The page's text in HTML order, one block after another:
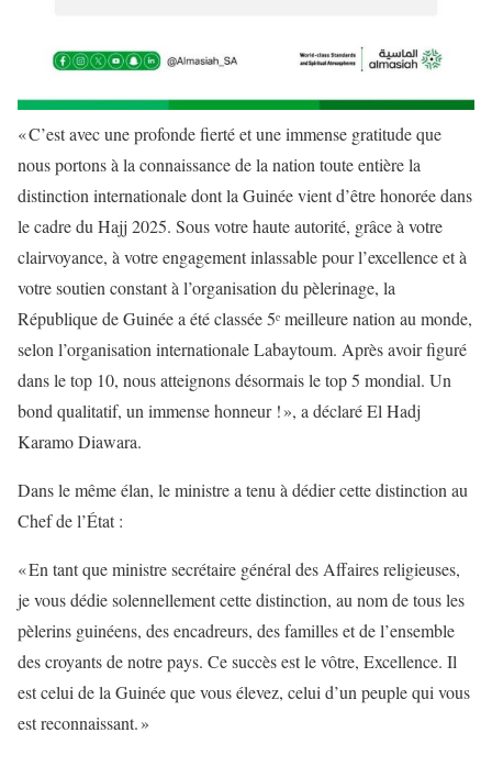
« C’est avec une profonde fierté et une immense gratitude que
nous portons à la connaissance de la nation toute entière la
distinction internationale dont la Guinée vient d’être honorée dans
le cadre du Hajj 2025. Sous votre haute autorité, grâce à votre
clairvoyance, à votre engagement inlassable pour l’excellence et à
votre soutien constant à l’organisation du pèlerinage, la
République de Guinée a été classée 5ᵉ meilleure nation au monde,
selon l’organisation internationale Labaytoum. Après avoir figuré
dans le top 10, nous atteignons désormais le top 5 mondial. Un
bond qualitatif, un immense honneur ! », a déclaré El Hadj
Karamo Diawara.
Dans le même élan, le ministre a tenu à dédier cette distinction au
Chef de l’État :
« En tant que ministre secrétaire général des Affaires religieuses,
je vous dédie solennellement cette distinction, au nom de tous les
pèlerins guinéens, des encadreurs, des familles et de l’ensemble
des croyants de notre pays. Ce succès est le vôtre, Excellence. Il
est celui de la Guinée que vous élevez, celui d’un peuple qui vous
est reconnaissant. »